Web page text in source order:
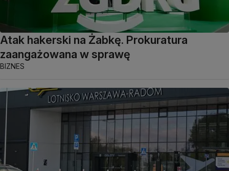
Atak hakerski na Żabkę. Prokuratura
zaangażowana w sprawę
BIZNES